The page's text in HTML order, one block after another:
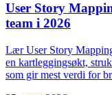
User Story
team i 2026
Lær User Story
en kartleggingsøkt,
som gir mest verdi for